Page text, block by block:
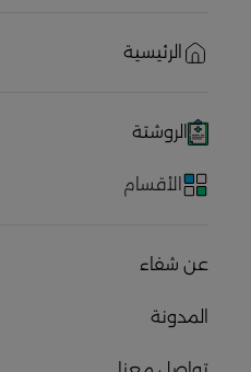
الرئيسية
الروشتة
الأقسام
عن شفاء
المدونة